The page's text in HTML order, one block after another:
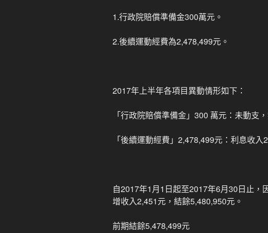
1.行政院賠償準備金300萬元。
2.後續運動經費為2,478,499元。
2017年上半年各項目異動情形如下：
「行政院賠償準備金」300 萬元：未動支
「後續運動經費」2,478,499元：利息收入
自2017年1月1日起至2017年6月30日止，
增收入2,451元，結餘5,480,950元。
前期結餘5,478,499元